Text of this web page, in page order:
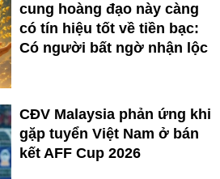
cung hoàng đạo này càng
có tín hiệu tốt về tiền bạc:
Có người bất ngờ nhận lộc
CĐV Malaysia phản ứng khi
gặp tuyển Việt Nam ở bán
kết AFF Cup 2026